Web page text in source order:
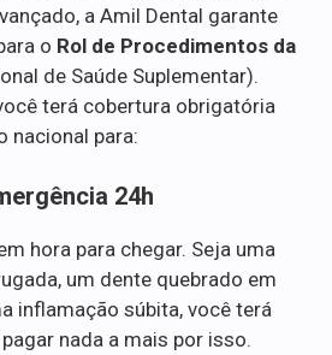
a Amil Dental garante
o Rol de Procedimentos da
de Saúde Suplementar).
terá cobertura obrigatória
nacional para:
24h
hora para chegar. Seja uma
um dente quebrado em
inflamação súbita, você terá
nada a mais por isso.